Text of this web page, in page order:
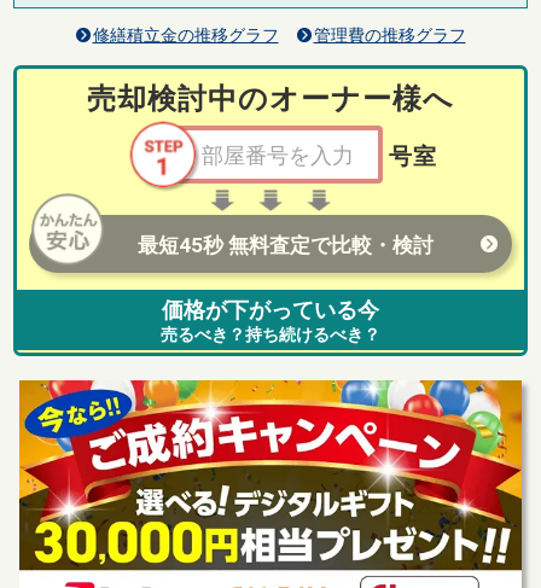
修繕積立金の推移グラフ 管理費の推移グラフ
売却検討中のオーナー様へ
号室
最短45秒 無料査定で比較・検討
価格が下がっている今
売るべき？持ち続けるべき？